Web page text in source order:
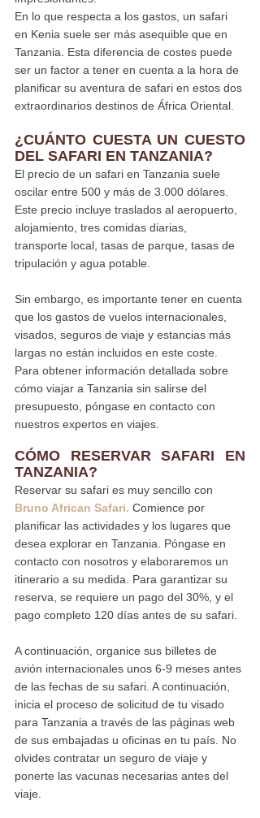
En lo que respecta a los gastos, un safari
en Kenia suele ser más asequible que en
Tanzania. Esta diferencia de costes puede
ser un factor a tener en cuenta a la hora de
planificar su aventura de safari en estos dos
extraordinarios destinos de África Oriental.
¿CUÁNTO CUESTA UN CUESTO
DEL SAFARI EN TANZANIA?
El precio de un safari en Tanzania suele
oscilar entre 500 y más de 3.000 dólares.
Este precio incluye traslados al aeropuerto,
alojamiento, tres comidas diarias,
transporte local, tasas de parque, tasas de
tripulación y agua potable.
Sin embargo, es importante tener en cuenta
que los gastos de vuelos internacionales,
visados, seguros de viaje y estancias más
largas no están incluidos en este coste.
Para obtener información detallada sobre
cómo viajar a Tanzania sin salirse del
presupuesto, póngase en contacto con
nuestros expertos en viajes.
CÓMO RESERVAR SAFARI EN
TANZANIA?
Reservar su safari es muy sencillo con
Bruno African Safari. Comience por
planificar las actividades y los lugares que
desea explorar en Tanzania. Póngase en
contacto con nosotros y elaboraremos un
itinerario a su medida. Para garantizar su
reserva, se requiere un pago del 30%, y el
pago completo 120 días antes de su safari.
A continuación, organice sus billetes de
avión internacionales unos 6-9 meses antes
de las fechas de su safari. A continuación,
inicia el proceso de solicitud de tu visado
para Tanzania a través de las páginas web
de sus embajadas u oficinas en tu país. No
olvides contratar un seguro de viaje y
ponerte las vacunas necesarias antes del
viaje.